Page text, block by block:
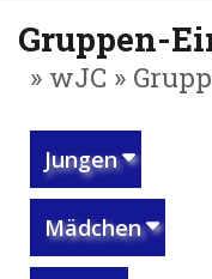
Gruppen-
» wJC »
Jungen
Mädchen